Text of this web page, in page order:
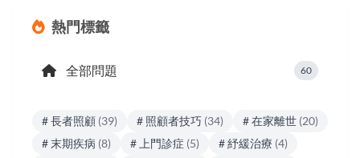
熱門標籤
全部問題 60
# 長者照顧 (39) # 照顧者技巧 (34) # 在家離世 (20)
# 末期疾病 (8) # 上門診症 (5) # 紓緩治療 (4)